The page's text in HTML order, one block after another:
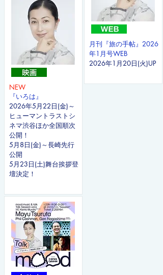
NEW
『いろは』
2026年5月22日(金)～
ヒューマントラストシ
ネマ渋谷ほか全国順次
公開！
5月8日(金)～長崎先行
公開
​5月23日(土)舞台挨拶登
壇決定！
月刊『旅の手帖』2026
年1月号WEB
2026年1月20日(火)UP​